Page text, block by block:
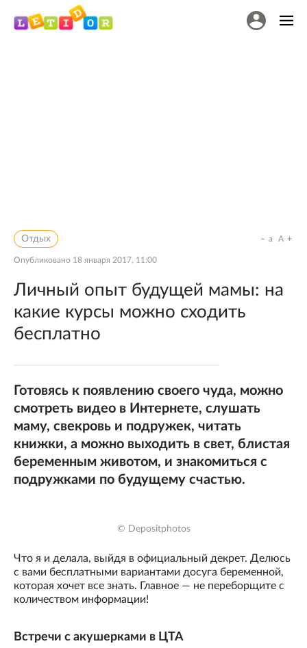
Отдых
Опубликовано 18 января 2017, 11:00
a A
Личный опыт будущей мамы: на
какие курсы можно сходить
бесплатно
Готовясь к появлению своего чуда, можно
смотреть видео в Интернете, слушать
маму, свекровь и подружек, читать
книжки, а можно выходить в свет, блистая
беременным животом, и знакомиться с
подружками по будущему счастью.
© Depositphotos
Что я и делала, выйдя в официальный декрет. Делюсь
с вами бесплатными вариантами досуга беременной,
которая хочет все знать. Главное — не переборщите с
количеством информации!
Встречи с акушерками в ЦТА